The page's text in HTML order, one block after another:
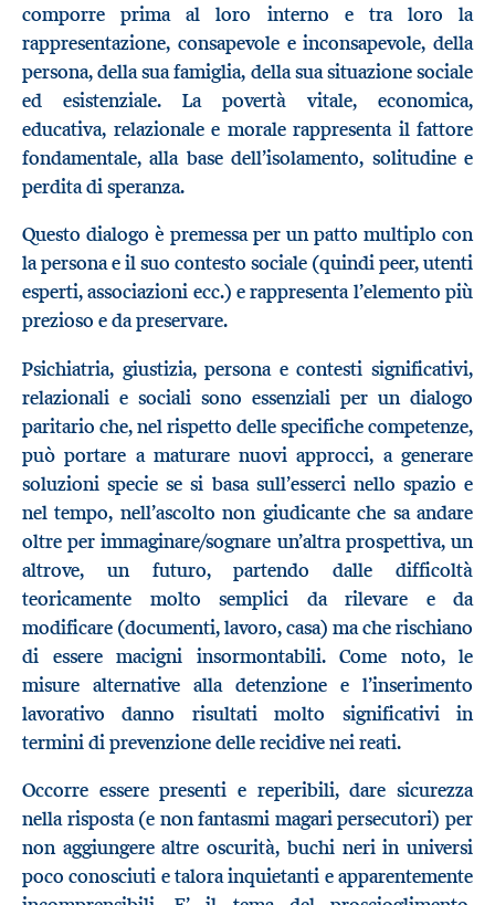
comporre prima al loro interno e tra loro la
rappresentazione, consapevole e inconsapevole, della
persona, della sua famiglia, della sua situazione sociale
ed esistenziale. La povertà vitale, economica,
educativa, relazionale e morale rappresenta il fattore
fondamentale, alla base dell’isolamento, solitudine e
perdita di speranza.
Questo dialogo è premessa per un patto multiplo con
la persona e il suo contesto sociale (quindi peer, utenti
esperti, associazioni ecc.) e rappresenta l’elemento più
prezioso e da preservare.
Psichiatria, giustizia, persona e contesti significativi,
relazionali e sociali sono essenziali per un dialogo
paritario che, nel rispetto delle specifiche competenze,
può portare a maturare nuovi approcci, a generare
soluzioni specie se si basa sull’esserci nello spazio e
nel tempo, nell’ascolto non giudicante che sa andare
oltre per immaginare/sognare un’altra prospettiva, un
altrove, un futuro, partendo dalle difficoltà
teoricamente molto semplici da rilevare e da
modificare (documenti, lavoro, casa) ma che rischiano
di essere macigni insormontabili. Come noto, le
misure alternative alla detenzione e l’inserimento
lavorativo danno risultati molto significativi in
termini di prevenzione delle recidive nei reati.
Occorre essere presenti e reperibili, dare sicurezza
nella risposta (e non fantasmi magari persecutori) per
non aggiungere altre oscurità, buchi neri in universi
poco conosciuti e talora inquietanti e apparentemente